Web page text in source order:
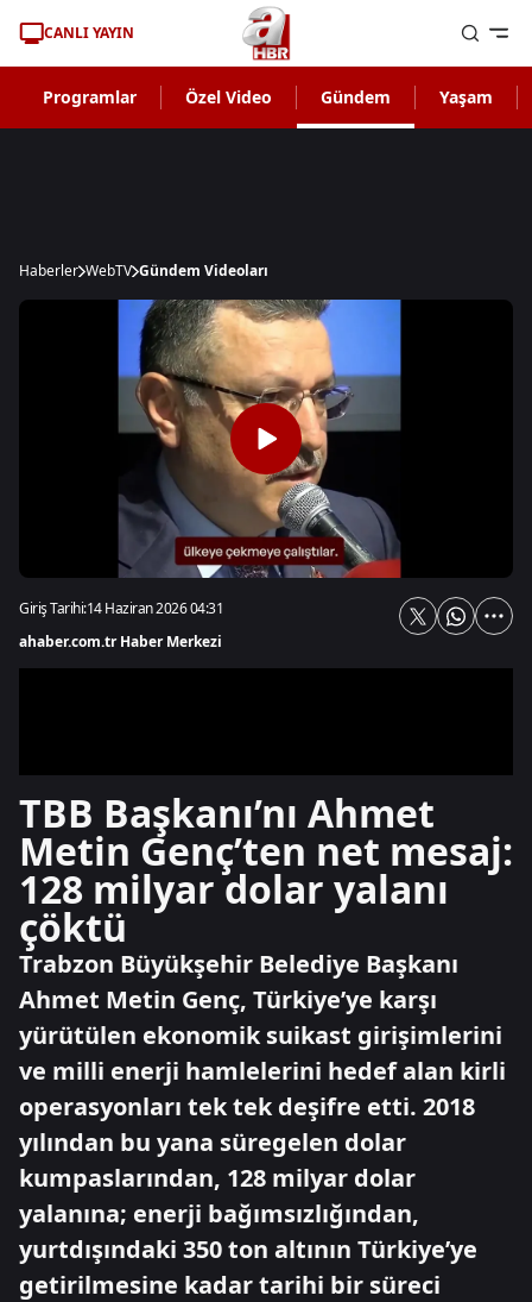
CANLI YAYIN
Programlar Özel Video Gündem Yaşam
Haberler WebTV Gündem Videoları
Giriş Tarihi:14 Haziran 2026 04:31
ahaber.com.tr Haber Merkezi
TBB Başkanı’nı Ahmet
Metin Genç’ten net mesaj:
128 milyar dolar yalanı
çöktü
Trabzon Büyükşehir Belediye Başkanı
Ahmet Metin Genç, Türkiye’ye karşı
yürütülen ekonomik suikast girişimlerini
ve milli enerji hamlelerini hedef alan kirli
operasyonları tek tek deşifre etti. 2018
yılından bu yana süregelen dolar
kumpaslarından, 128 milyar dolar
yalanına; enerji bağımsızlığından,
yurtdışındaki 350 ton altının Türkiye’ye
getirilmesine kadar tarihi bir süreci